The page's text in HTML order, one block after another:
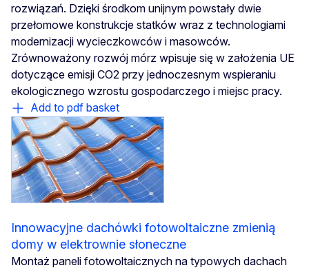
rozwiązań. Dzięki środkom unijnym powstały dwie
przełomowe konstrukcje statków wraz z technologiami
modernizacji wycieczkowców i masowców.
Zrównoważony rozwój mórz wpisuje się w założenia UE
dotyczące emisji CO2 przy jednoczesnym wspieraniu
ekologicznego wzrostu gospodarczego i miejsc pracy.
Add to pdf basket
Innowacyjne dachówki fotowoltaiczne zmienią
domy w elektrownie słoneczne
Montaż paneli fotowoltaicznych na typowych dachach